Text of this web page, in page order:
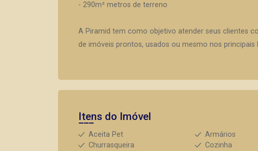
- 290m² metros de terreno
A Piramid tem como objetivo atender seus clientes
de imóveis prontos, usados ou mesmo nos
Itens do Imóvel
Aceita Pet Armários
Churrasqueira
Cozinha